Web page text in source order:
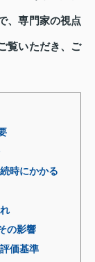
、専門家の視点
覧いただき、ご
時にかかる
の影響
価基準